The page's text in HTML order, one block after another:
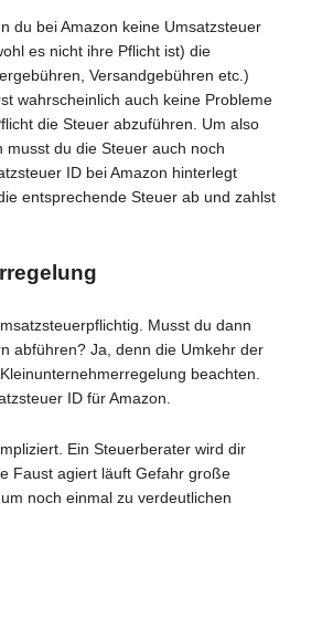
du bei Amazon keine Umsatzsteuer
es nicht ihre Pflicht ist) die
Versandgebühren etc.)
wahrscheinlich auch keine Probleme
die Steuer abzuführen. Um also
du die Steuer auch noch
ID bei Amazon hinterlegt
entsprechende Steuer ab und zahlst
Musst du dann
abführen? Ja, denn die Umkehr der
beachten.
ID für Amazon.
Ein Steuerberater wird dir
Faust agiert läuft Gefahr große
noch einmal zu verdeutlichen